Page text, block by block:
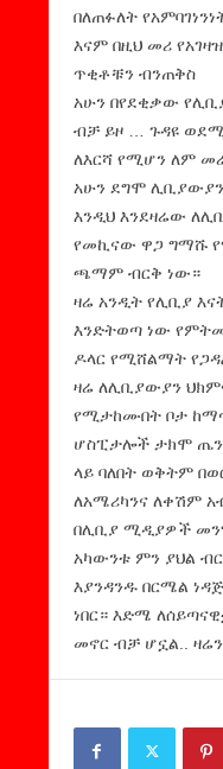
በለጠፉለት
እናም በዚህ መሪ
ጥቂቶቹን ብንጠቅስ
አሁን በየደቂቃው
ብቻ ይዞ … ጉዳዩ
ለእርሻ የሚሆን ለም
አሁን ደግሞ
እንዲህ እንደዛሬው
የመኪናው ዋጋ ግማሹ
ጫማም ብርቅ ነው።
ዛሬ አንዲት የሊቢያ
እንድትወጣ ነው
ዶላር የሚሸልማት
ዛሬ ለሊቢያውያን
የሚታከሙበት ቦታ
ሆስፒታሎች ታክሞ
ላይ ባለበት ወቅትም
ለአሜሪካንና ለቀሽም
በሊቢያ ሚዲያዎች
አካውንቱ ምን ያህል
እያንዳንዱ በርሜል
ነበር። እድሜ
መኖር ብቻ ሆኗል..